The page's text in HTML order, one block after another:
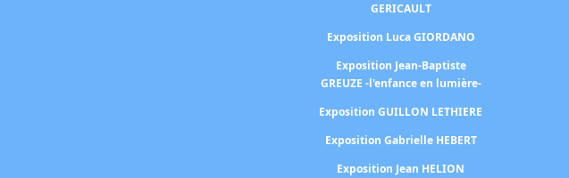
GERICAULT
Exposition Luca GIORDANO
Exposition Jean-Baptiste
GREUZE -l'enfance en lumière-
Exposition GUILLON LETHIERE
Exposition Gabrielle HEBERT
Exposition Jean HELION